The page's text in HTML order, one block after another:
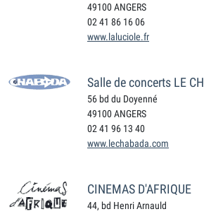
49100 ANGERS
02 41 86 16 06
www.laluciole.fr
Salle de concerts LE
56 bd du Doyenné
49100 ANGERS
02 41 96 13 40
www.lechabada.com
CINEMAS D'AFRIQUE
44, bd Henri Arnauld